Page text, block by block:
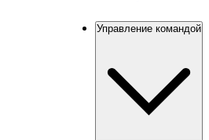
Управление командой